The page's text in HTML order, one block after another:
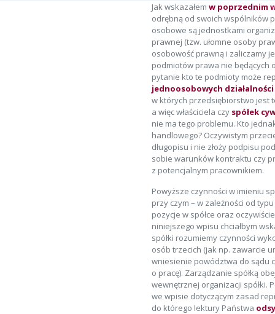
Jak wskazałem w poprzednim
odrębną od swoich wspólników
osobowe są jednostkami
prawnej (tzw. ułomne osoby
osobowość prawną i zaliczamy
podmiotów prawa nie będących
pytanie kto te podmioty może
jednoosobowych
w których przedsiębiorstwo jest
a więc właściciela czy spółek
nie ma tego problemu. Kto
handlowego? Oczywistym
długopisu i nie złoży podpisu
sobie warunków kontraktu czy
z potencjalnym pracownikiem.
Powyższe czynności w imieniu
przy czym – w zależności od
pozycje w spółce oraz
niniejszego wpisu chciałbym
spółki rozumiemy czynności
osób trzecich (jak np. zawarcie
wniesienie powództwa do sądu
o pracę). Zarządzanie spółką
wewnętrznej organizacji spółki.
we wpisie dotyczącym zasad
do którego lektury Państwa